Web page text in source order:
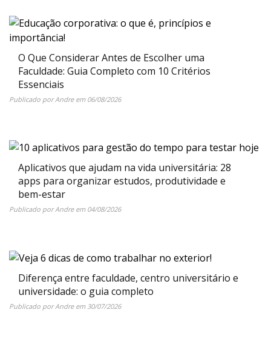
O Que Considerar Antes de Escolher uma
Faculdade: Guia Completo com 10 Critérios
Essenciais
Publicado porAndreem 06/08/2026
Aplicativos que ajudam na vida universitária: 28
apps para organizar estudos, produtividade e
bem-estar
Publicado porAndreem 04/08/2026
Diferença entre faculdade, centro universitário e
universidade: o guia completo
Publicado porAndreem30/07/2026